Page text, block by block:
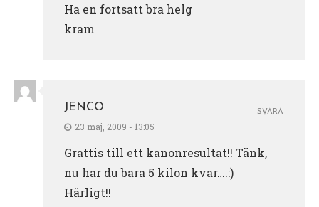
Ha en fortsatt bra helg
kram
JENCO
23 maj, 2009 - 13:05
Grattis till ett kanonresultat!! Tänk,
nu har du bara 5 kilon kvar….:)
Härligt!!
SVARA